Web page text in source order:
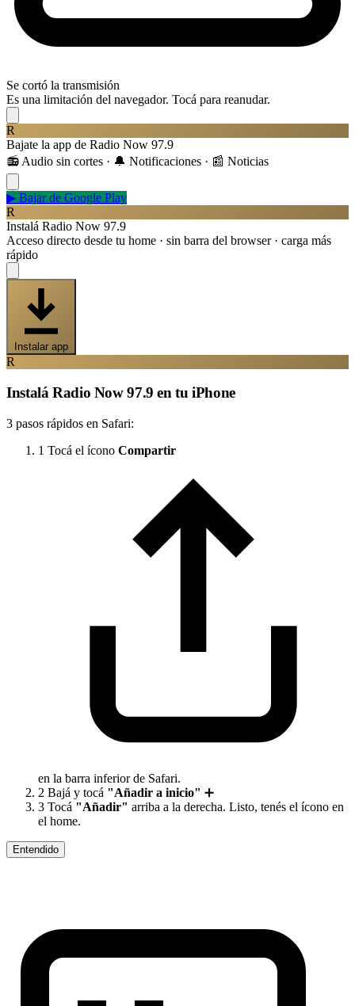
Se cortó la transmisión
Es una limitación del navegador. Tocá para reanudar.
R
Bajate la app de Radio Now 97.9
📻 Audio sin cortes · 🔔 Notificaciones · 📰 Noticias
▶ Bajar de Google Play
R
Instalá Radio Now 97.9
Acceso directo desde tu home · sin barra del browser · carga más
rápido
Instalar app
R
Instalá Radio Now 97.9 en tu iPhone
3 pasos rápidos en Safari:
1 Tocá el ícono Compartir
en la barra inferior de Safari.
2 Bajá y tocá "Añadir a inicio" ➕
3 Tocá "Añadir" arriba a la derecha. Listo, tenés el ícono en
el home.
Entendido